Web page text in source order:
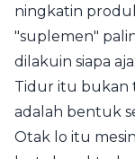
ningkatin
"suplemen"
dilakuin siapa
Tidur itu bukan
adalah bentuk
Otak lo itu